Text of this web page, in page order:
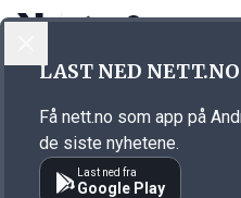
Annonsørinnhold
LAST NED
Få nett.no som app på
de siste nyhetene.
Last ned fra
Google Play